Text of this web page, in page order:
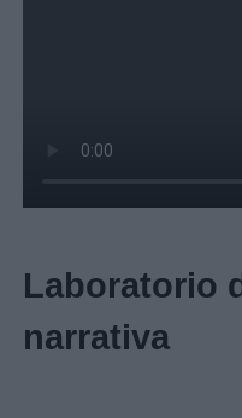
Laboratorio
narrativa